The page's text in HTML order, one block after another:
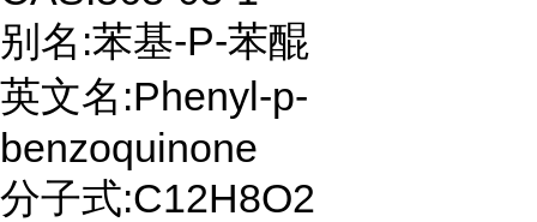
别名:苯基-P-苯醌
英文名:Phenyl-p-
benzoquinone
分子式:C12H8O2